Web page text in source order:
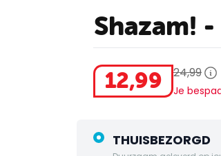
Shazam!
12,99 24,99
Je
THUISBEZORGD